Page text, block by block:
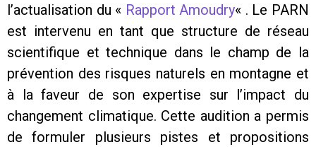
l’actualisation du « Rapport Amoudry« . Le PARN
est intervenu en tant que structure de réseau
scientifique et technique dans le champ de la
prévention des risques naturels en montagne et
à la faveur de son expertise sur l’impact du
changement climatique. Cette audition a permis
de formuler plusieurs pistes et propositions